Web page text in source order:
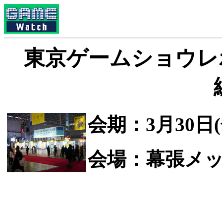
東京ゲームショウ
会期：3月30日
会場：幕張メ